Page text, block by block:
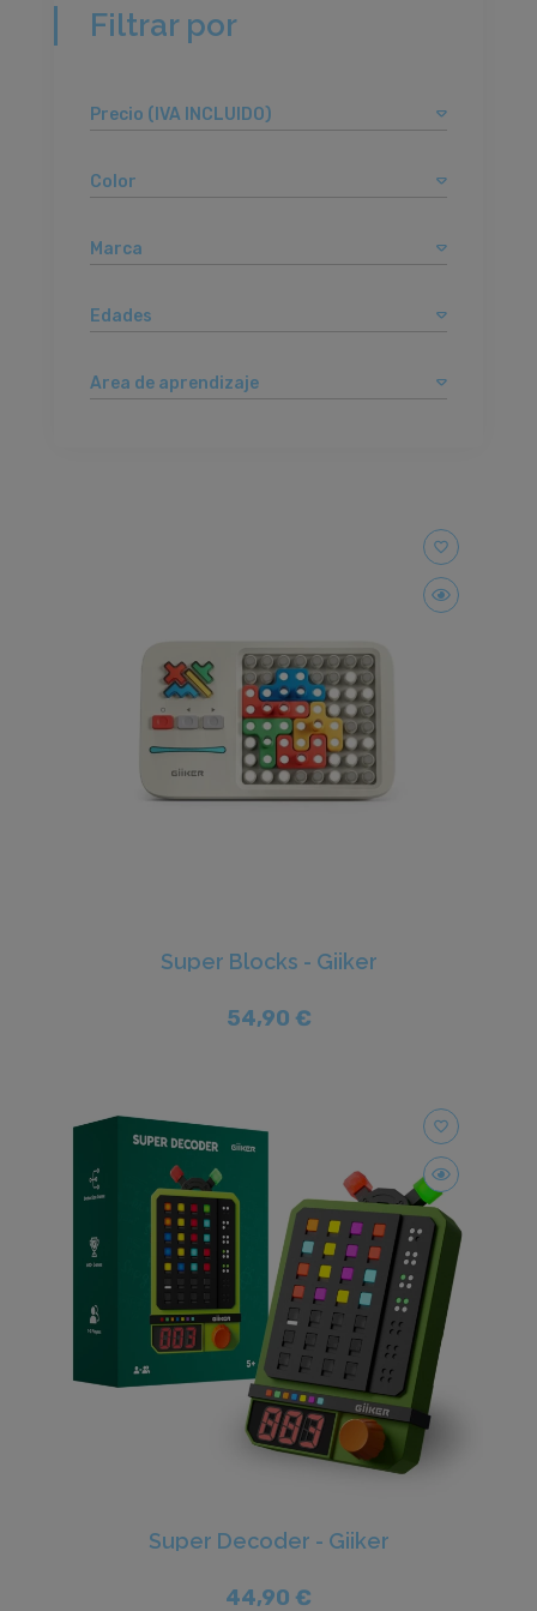
Filtrar por
Precio (IVA INCLUIDO)
Color
Marca
Edades
Area de aprendizaje
favorite_border
Super Blocks - Giiker
54,90 €
favorite_border
Super Decoder - Giiker
44,90 €